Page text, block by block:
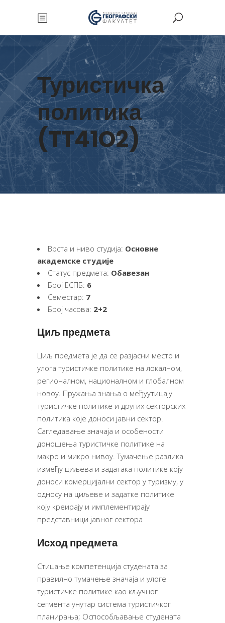
Туристичка
политика
(TT41O2)
Врста и ниво студија: Основне
академске студије
Статус предмета: Обавезан
Број ЕСПБ: 6
Семестар: 7
Број часова: 2+2
Циљ предмета
Циљ предмета је да се разјасни место и
улога туристичке политике на локалном,
регионалном, националном и глобалном
новоу. Пружања знања о међуутицају
туристичке политике и других секторских
политика које доноси јавни сектор.
Сагледавање значаја и особености
доношења туристичке политике на
макро и микро нивоу. Тумачење разлика
између циљева и задатака политике коју
доноси комерцијални сектор у туризму, у
односу на циљеве и задатке политике
коју креирају и имплементирају
представници јавног сектора
Исход предмета
Стицање компетенција студената за
правилно тумачење значаја и улоге
туристичке политике као кључног
сегмента унутар система туристичког
планирања; Оспособљавање студената